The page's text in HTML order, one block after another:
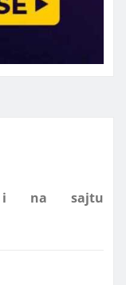
na sajtu